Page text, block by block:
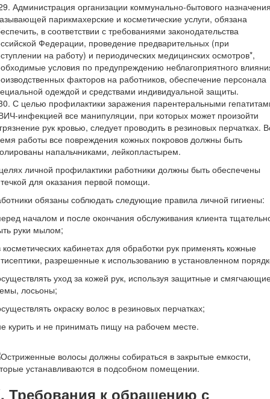
Администрация организации коммунально-бытового
парикмахерские и косметические услуги, обязана
в соответствии с требованиями законодательства
Федерации, проведение предварительных (при
на работу) и периодических медицинских осмотров*,
условия по предупреждению неблагоприятного
факторов на работников, обеспечение персонала
одеждой и средствами индивидуальной защиты.
С целью профилактики заражения парентеральными
инфекцией все манипуляции, при которых может произойти
рук кровью, следует проводить в резиновых перчатках.
работы все повреждения кожных покровов должны быть
напальчниками, лейкопластырем.
личной профилактики работники должны быть обеспечены
для оказания первой помощи.
обязаны соблюдать следующие правила личной гигиены:
началом и после окончания обслуживания клиента
руки мылом;
косметических кабинетах для обработки рук применять кожные
разрешенные к использованию в установленном
уход за кожей рук, используя защитные и
лосьоны;
окраску волос в резиновых перчатках;
курить и не принимать пищу на рабочем месте.
Требования к обращению с